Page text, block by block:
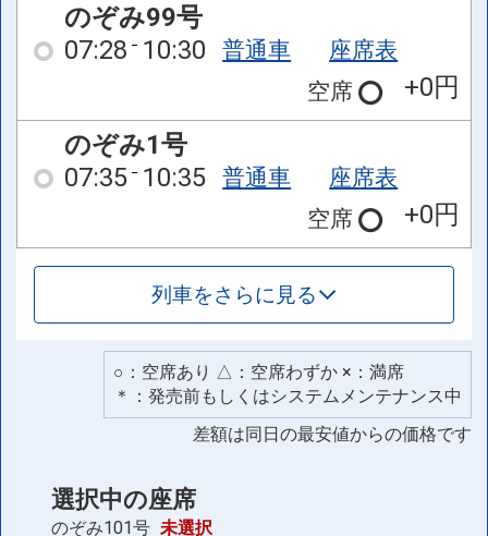
のぞみ99号
07:28 10:30 普通車
座席表
空席
+0円
のぞみ1号
07:35 10:35 普通車
座席表
空席
+0円
列車をさらに見る
○：空席あり △：空席わずか ×：満席
＊：発売前もしくはシステムメンテナンス中
差額は同日の最安値からの価格です
選択中の座席
のぞみ101号 未選択